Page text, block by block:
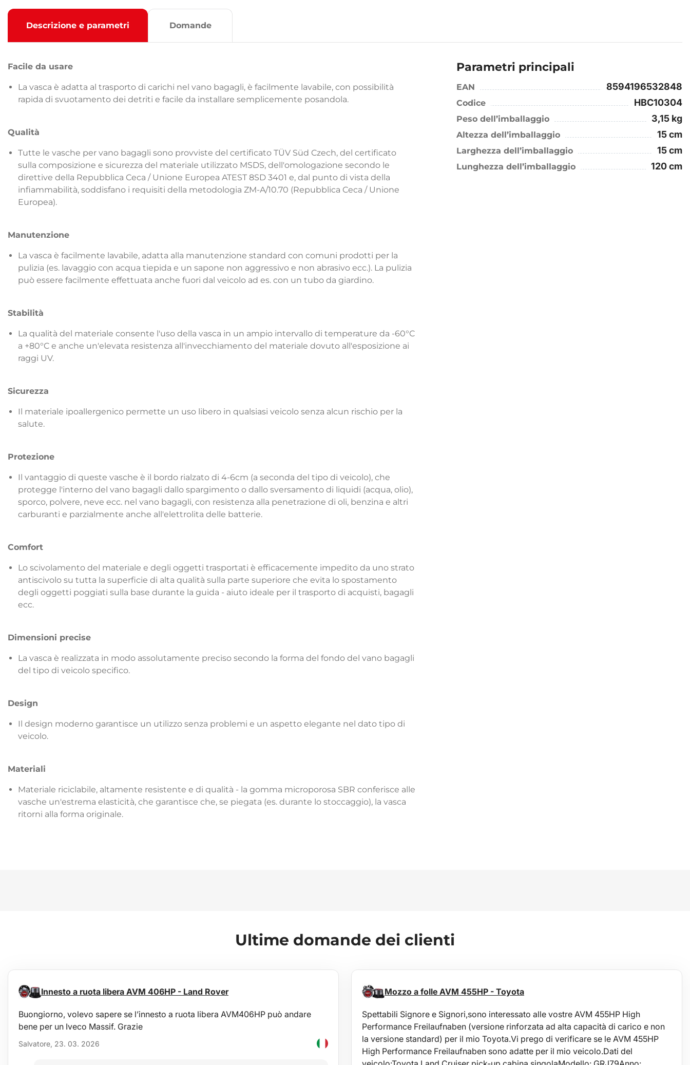
Descrizione e parametri Domande
Facile da usare
La vasca è adatta al trasporto di carichi nel vano bagagli, è facilmente lavabile, con possibilità
rapida di svuotamento dei detriti e facile da installare semplicemente posandola.
Qualità
Tutte le vasche per vano bagagli sono provviste del certificato TÜV Süd Czech, del certificato
sulla composizione e sicurezza del materiale utilizzato MSDS, dell'omologazione secondo le
direttive della Repubblica Ceca / Unione Europea ATEST 8SD 3401 e, dal punto di vista della
infiammabilità, soddisfano i requisiti della metodologia ZM-A/10.70 (Repubblica Ceca / Unione
Europea).
Manutenzione
La vasca è facilmente lavabile, adatta alla manutenzione standard con comuni prodotti per la
pulizia (es. lavaggio con acqua tiepida e un sapone non aggressivo e non abrasivo ecc.). La pulizia
può essere facilmente effettuata anche fuori dal veicolo ad es. con un tubo da giardino.
Stabilità
La qualità del materiale consente l'uso della vasca in un ampio intervallo di temperature da -60°C
a +80°C e anche un'elevata resistenza all'invecchiamento del materiale dovuto all'esposizione ai
raggi UV.
Sicurezza
Il materiale ipoallergenico permette un uso libero in qualsiasi veicolo senza alcun rischio per la
salute.
Protezione
Il vantaggio di queste vasche è il bordo rialzato di 4-6cm (a seconda del tipo di veicolo), che
protegge l'interno del vano bagagli dallo spargimento o dallo sversamento di liquidi (acqua, olio),
sporco, polvere, neve ecc. nel vano bagagli, con resistenza alla penetrazione di oli, benzina e altri
carburanti e parzialmente anche all'elettrolita delle batterie.
Comfort
Lo scivolamento del materiale e degli oggetti trasportati è efficacemente impedito da uno strato
antiscivolo su tutta la superficie di alta qualità sulla parte superiore che evita lo spostamento
degli oggetti poggiati sulla base durante la guida - aiuto ideale per il trasporto di acquisti, bagagli
ecc.
Dimensioni precise
La vasca è realizzata in modo assolutamente preciso secondo la forma del fondo del vano bagagli
del tipo di veicolo specifico.
Design
Il design moderno garantisce un utilizzo senza problemi e un aspetto elegante nel dato tipo di
veicolo.
Materiali
Materiale riciclabile, altamente resistente e di qualità - la gomma microporosa SBR conferisce alle
vasche un'estrema elasticità, che garantisce che, se piegata (es. durante lo stoccaggio), la vasca
ritorni alla forma originale.
Parametri principali
EAN 8594196532848
Codice HBC10304
Peso dell’imballaggio 3,15 kg
Altezza dell’imballaggio 15 cm
Larghezza dell’imballaggio 15 cm
Lunghezza dell’imballaggio 120 cm
Ultime domande dei clienti
Innesto a ruota libera AVM 406HP - Land Rover
Buongiorno, volevo sapere se l’innesto a ruota libera AVM406HP può andare
bene per un Iveco Massif. Grazie
Salvatore, 23. 03. 2026
Mozzo a folle AVM 455HP - Toyota
Spettabili Signore e Signori,sono interessato alle vostre AVM 455HP High
Performance Freilaufnaben (versione rinforzata ad alta capacità di carico e non
la versione standard) per il mio Toyota.Vi prego di verificare se le AVM 455HP
High Performance Freilaufnaben sono adatte per il mio veicolo.Dati del